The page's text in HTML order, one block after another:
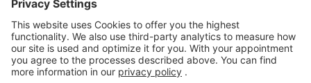
Veiligheidsinstructies